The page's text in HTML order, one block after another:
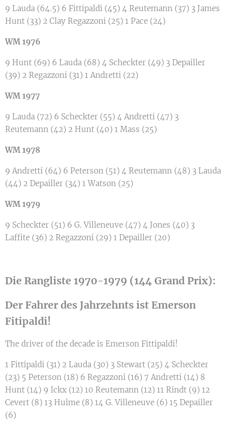
9 Lauda (64.5) 6 Fittipaldi (45) 4 Reutemann (37) 3 James
Hunt (33) 2 Clay Regazzoni (25) 1 Pace (24)
WM 1976
9 Hunt (69) 6 Lauda (68) 4 Scheckter (49) 3 Depailler
(39) 2 Regazzoni (31) 1 Andretti (22)
WM 1977
9 Lauda (72) 6 Scheckter (55) 4 Andretti (47) 3
Reutemann (42) 2 Hunt (40) 1 Mass (25)
WM 1978
9 Andretti (64) 6 Peterson (51) 4 Reutemann (48) 3 Lauda
(44) 2 Depailler (34) 1 Watson (25)
WM 1979
9 Scheckter (51) 6 G. Villeneuve (47) 4 Jones (40) 3
Laffite (36) 2 Regazzoni (29) 1 Depailler (20)
Die Rangliste 1970-1979 (144 Grand Prix):
Der Fahrer des Jahrzehnts ist Emerson
Fitipaldi!
The driver of the decade is Emerson Fittipaldi!
1 Fittipaldi (31) 2 Lauda (30) 3 Stewart (25) 4 Scheckter
(23) 5 Peterson (18) 6 Regazzoni (16) 7 Andretti (14) 8
Hunt (14) 9 Ickx (12) 10 Reutemann (12) 11 Rindt (9) 12
Cevert (8) 13 Hulme (8) 14 G. Villeneuve (6) 15 Depailler
(6)